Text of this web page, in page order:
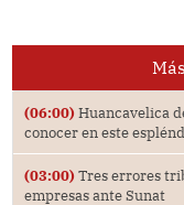
(06:00) Huancavelica
conocer en este
(03:00) Tres errores
empresas ante Sunat